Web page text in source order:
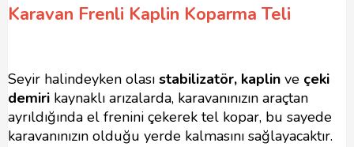
Karavan Frenli Kaplin Koparma Teli
Seyir halindeyken olası stabilizatör, kaplin ve çeki
demiri kaynaklı arızalarda, karavanınızın araçtan
ayrıldığında el frenini çekerek tel kopar, bu sayede
karavanınızın olduğu yerde kalmasını sağlayacaktır.